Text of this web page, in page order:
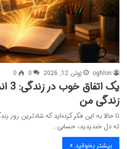
oghlon ژوئن 12, 2026 0
0
زندگی من
تا حالا به این فکر کرده‌اید که شادترین روز
ته دل خندیدید، حسابی…
بیشتر بخوانید »